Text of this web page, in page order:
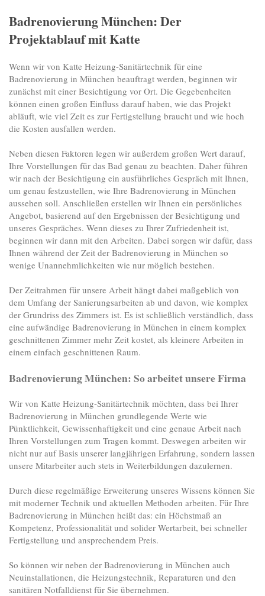
Badrenovierung München: Der
Projektablauf mit Katte
Wenn wir von Katte Heizung-Sanitärtechnik für eine
Badrenovierung in München beauftragt werden, beginnen wir
zunächst mit einer Besichtigung vor Ort. Die Gegebenheiten
können einen großen Einfluss darauf haben, wie das Projekt
abläuft, wie viel Zeit es zur Fertigstellung braucht und wie hoch
die Kosten ausfallen werden.
Neben diesen Faktoren legen wir außerdem großen Wert darauf,
Ihre Vorstellungen für das Bad genau zu beachten. Daher führen
wir nach der Besichtigung ein ausführliches Gespräch mit Ihnen,
um genau festzustellen, wie Ihre Badrenovierung in München
aussehen soll. Anschließen erstellen wir Ihnen ein persönliches
Angebot, basierend auf den Ergebnissen der Besichtigung und
unseres Gespräches. Wenn dieses zu Ihrer Zufriedenheit ist,
beginnen wir dann mit den Arbeiten. Dabei sorgen wir dafür, dass
Ihnen während der Zeit der Badrenovierung in München so
wenige Unannehmlichkeiten wie nur möglich bestehen.
Der Zeitrahmen für unsere Arbeit hängt dabei maßgeblich von
dem Umfang der Sanierungsarbeiten ab und davon, wie komplex
der Grundriss des Zimmers ist. Es ist schließlich verständlich, dass
eine aufwändige Badrenovierung in München in einem komplex
geschnittenen Zimmer mehr Zeit kostet, als kleinere Arbeiten in
einem einfach geschnittenen Raum.
Badrenovierung München: So arbeitet unsere Firma
Wir von Katte Heizung-Sanitärtechnik möchten, dass bei Ihrer
Badrenovierung in München grundlegende Werte wie
Pünktlichkeit, Gewissenhaftigkeit und eine genaue Arbeit nach
Ihren Vorstellungen zum Tragen kommt. Deswegen arbeiten wir
nicht nur auf Basis unserer langjährigen Erfahrung, sondern lassen
unsere Mitarbeiter auch stets in Weiterbildungen dazulernen.
Durch diese regelmäßige Erweiterung unseres Wissens können Sie
mit moderner Technik und aktuellen Methoden arbeiten. Für Ihre
Badrenovierung in München heißt das: ein Höchstmaß an
Kompetenz, Professionalität und solider Wertarbeit, bei schneller
Fertigstellung und ansprechendem Preis.
So können wir neben der Badrenovierung in München auch
Neuinstallationen, die Heizungstechnik, Reparaturen und den
sanitären Notfalldienst für Sie übernehmen.